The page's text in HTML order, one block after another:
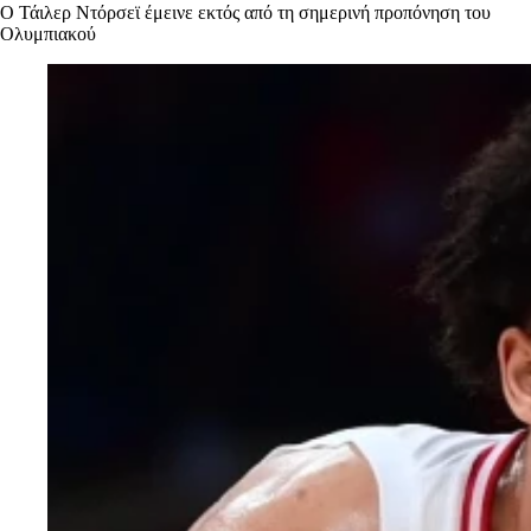
Ο Τάιλερ Ντόρσεϊ έμεινε εκτός από τη σημερινή προπόνηση του
Ολυμπιακού